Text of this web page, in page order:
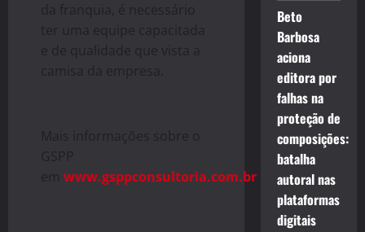
da franquia , é necessário
ter uma equipe capacitada
e de qualidade que vista a
camisa da empresa.
Mais informações sobre o
GSPP
em www.gsppconsultoria.com.br
Beto
Barbosa
aciona
editora por
falhas na
proteção de
composições:
batalha
autoral nas
plataformas
digitais